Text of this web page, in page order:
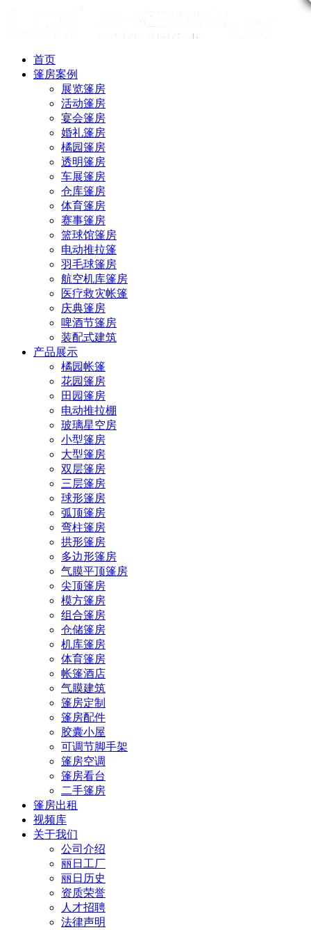
首页
篷房案例
展览篷房
活动篷房
宴会篷房
婚礼篷房
橘园篷房
透明篷房
车展篷房
仓库篷房
体育篷房
赛事篷房
篮球馆篷房
电动推拉篷
羽毛球篷房
航空机库篷房
医疗救灾帐篷
庆典篷房
啤酒节篷房
装配式建筑
产品展示
橘园帐篷
花园篷房
田园篷房
电动推拉棚
玻璃星空房
小型篷房
大型篷房
双层篷房
三层篷房
球形篷房
弧顶篷房
弯柱篷房
拱形篷房
多边形篷房
气膜平顶篷房
尖顶篷房
模方篷房
组合篷房
仓储篷房
机库篷房
体育篷房
帐篷酒店
气膜建筑
篷房定制
篷房配件
胶囊小屋
可调节脚手架
篷房空调
篷房看台
二手篷房
篷房出租
视频库
关于我们
公司介绍
丽日工厂
丽日历史
资质荣誉
人才招聘
法律声明